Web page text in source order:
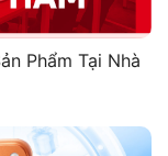
Phẩm Tại Nhà